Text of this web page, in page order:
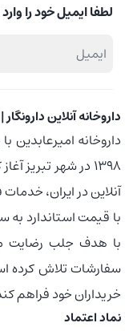
لطفا ایمیل خود را
داروخانه آنلاین دارونگار | Darunegar
داروخانه امیرعابدین
1398 در شهر
آنلاین در ایران،
با قیمت استاندارد
با هدف جلب رضایت
سفارشات تلاش کرده
خریداران خود فراهم
نماد اعتماد